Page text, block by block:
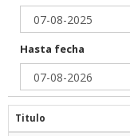
Hasta fecha
Titulo